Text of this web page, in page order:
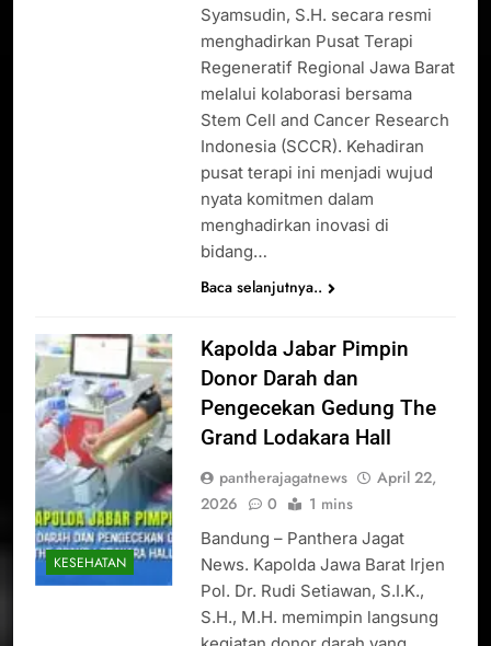
Syamsudin, S.H. secara resmi
menghadirkan Pusat Terapi
Regeneratif Regional Jawa Barat
melalui kolaborasi bersama
Stem Cell and Cancer Research
Indonesia (SCCR). Kehadiran
pusat terapi ini menjadi wujud
nyata komitmen dalam
menghadirkan inovasi di
bidang…
Baca selanjutnya..
KESEHATAN
Kapolda Jabar Pimpin
Donor Darah dan
Pengecekan Gedung The
Grand Lodakara Hall
pantherajagatnews
April 22,
2026
0 1 mins
Bandung – Panthera Jagat
News. Kapolda Jawa Barat Irjen
Pol. Dr. Rudi Setiawan, S.I.K.,
S.H., M.H. memimpin langsung